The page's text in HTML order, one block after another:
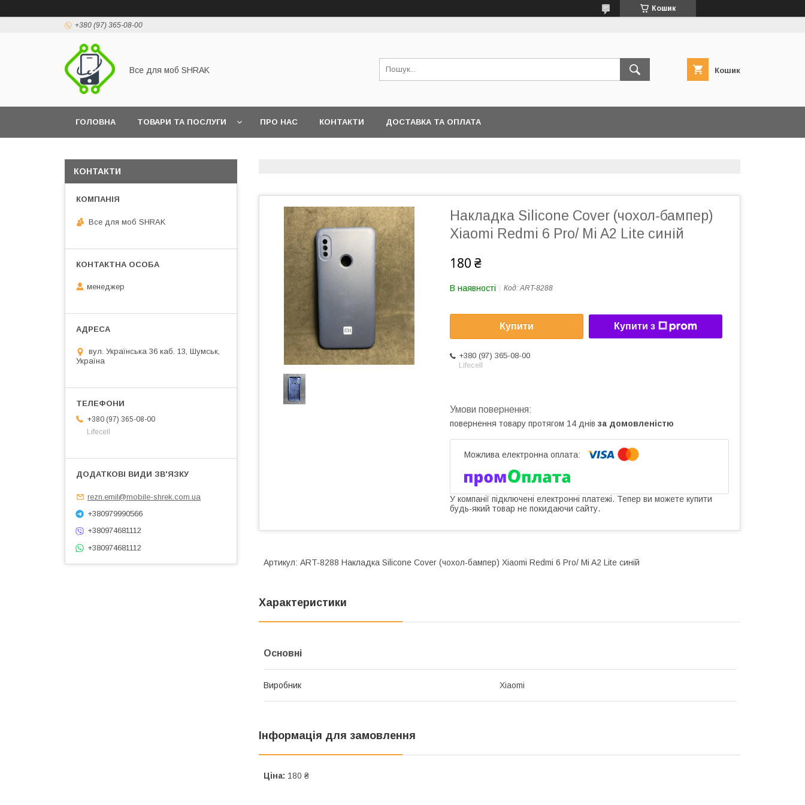
Кошик
+380 (97) 365-08-00
Все для моб SHRAK Кошик
ГОЛОВНА ТОВАРИ ТА ПОСЛУГИ ПРО НАС КОНТАКТИ ДОСТАВКА ТА ОПЛАТА
Накладка Silicone Cover (чохол-бампер)
Xiaomi Redmi 6 Pro/ Mi A2 Lite синій
180 ₴
В наявності Код:ART-8288
Купити Купити з
+380 (97) 365-08-00
Lifecell
повернення товару протягом 14 днів за домовленістю
У компанії підключені електронні платежі. Тепер ви можете купити
будь-який товар не покидаючи сайту.
Артикул: ART-8288 Накладка Silicone Cover (чохол-бампер) Xiaomi Redmi 6 Pro/ Mi A2 Lite синій
Характеристики
Основні
Виробник Xiaomi
Інформація для замовлення
Ціна: 180 ₴
КОНТАКТИ
Все для моб SHRAK
менеджер
вул. Українська 36 каб. 13, Шумськ,
Україна
+380 (97) 365-08-00
Lifecell
rezn.emil@mobile-shrek.com.ua
+380979990566
+380974681112
+380974681112